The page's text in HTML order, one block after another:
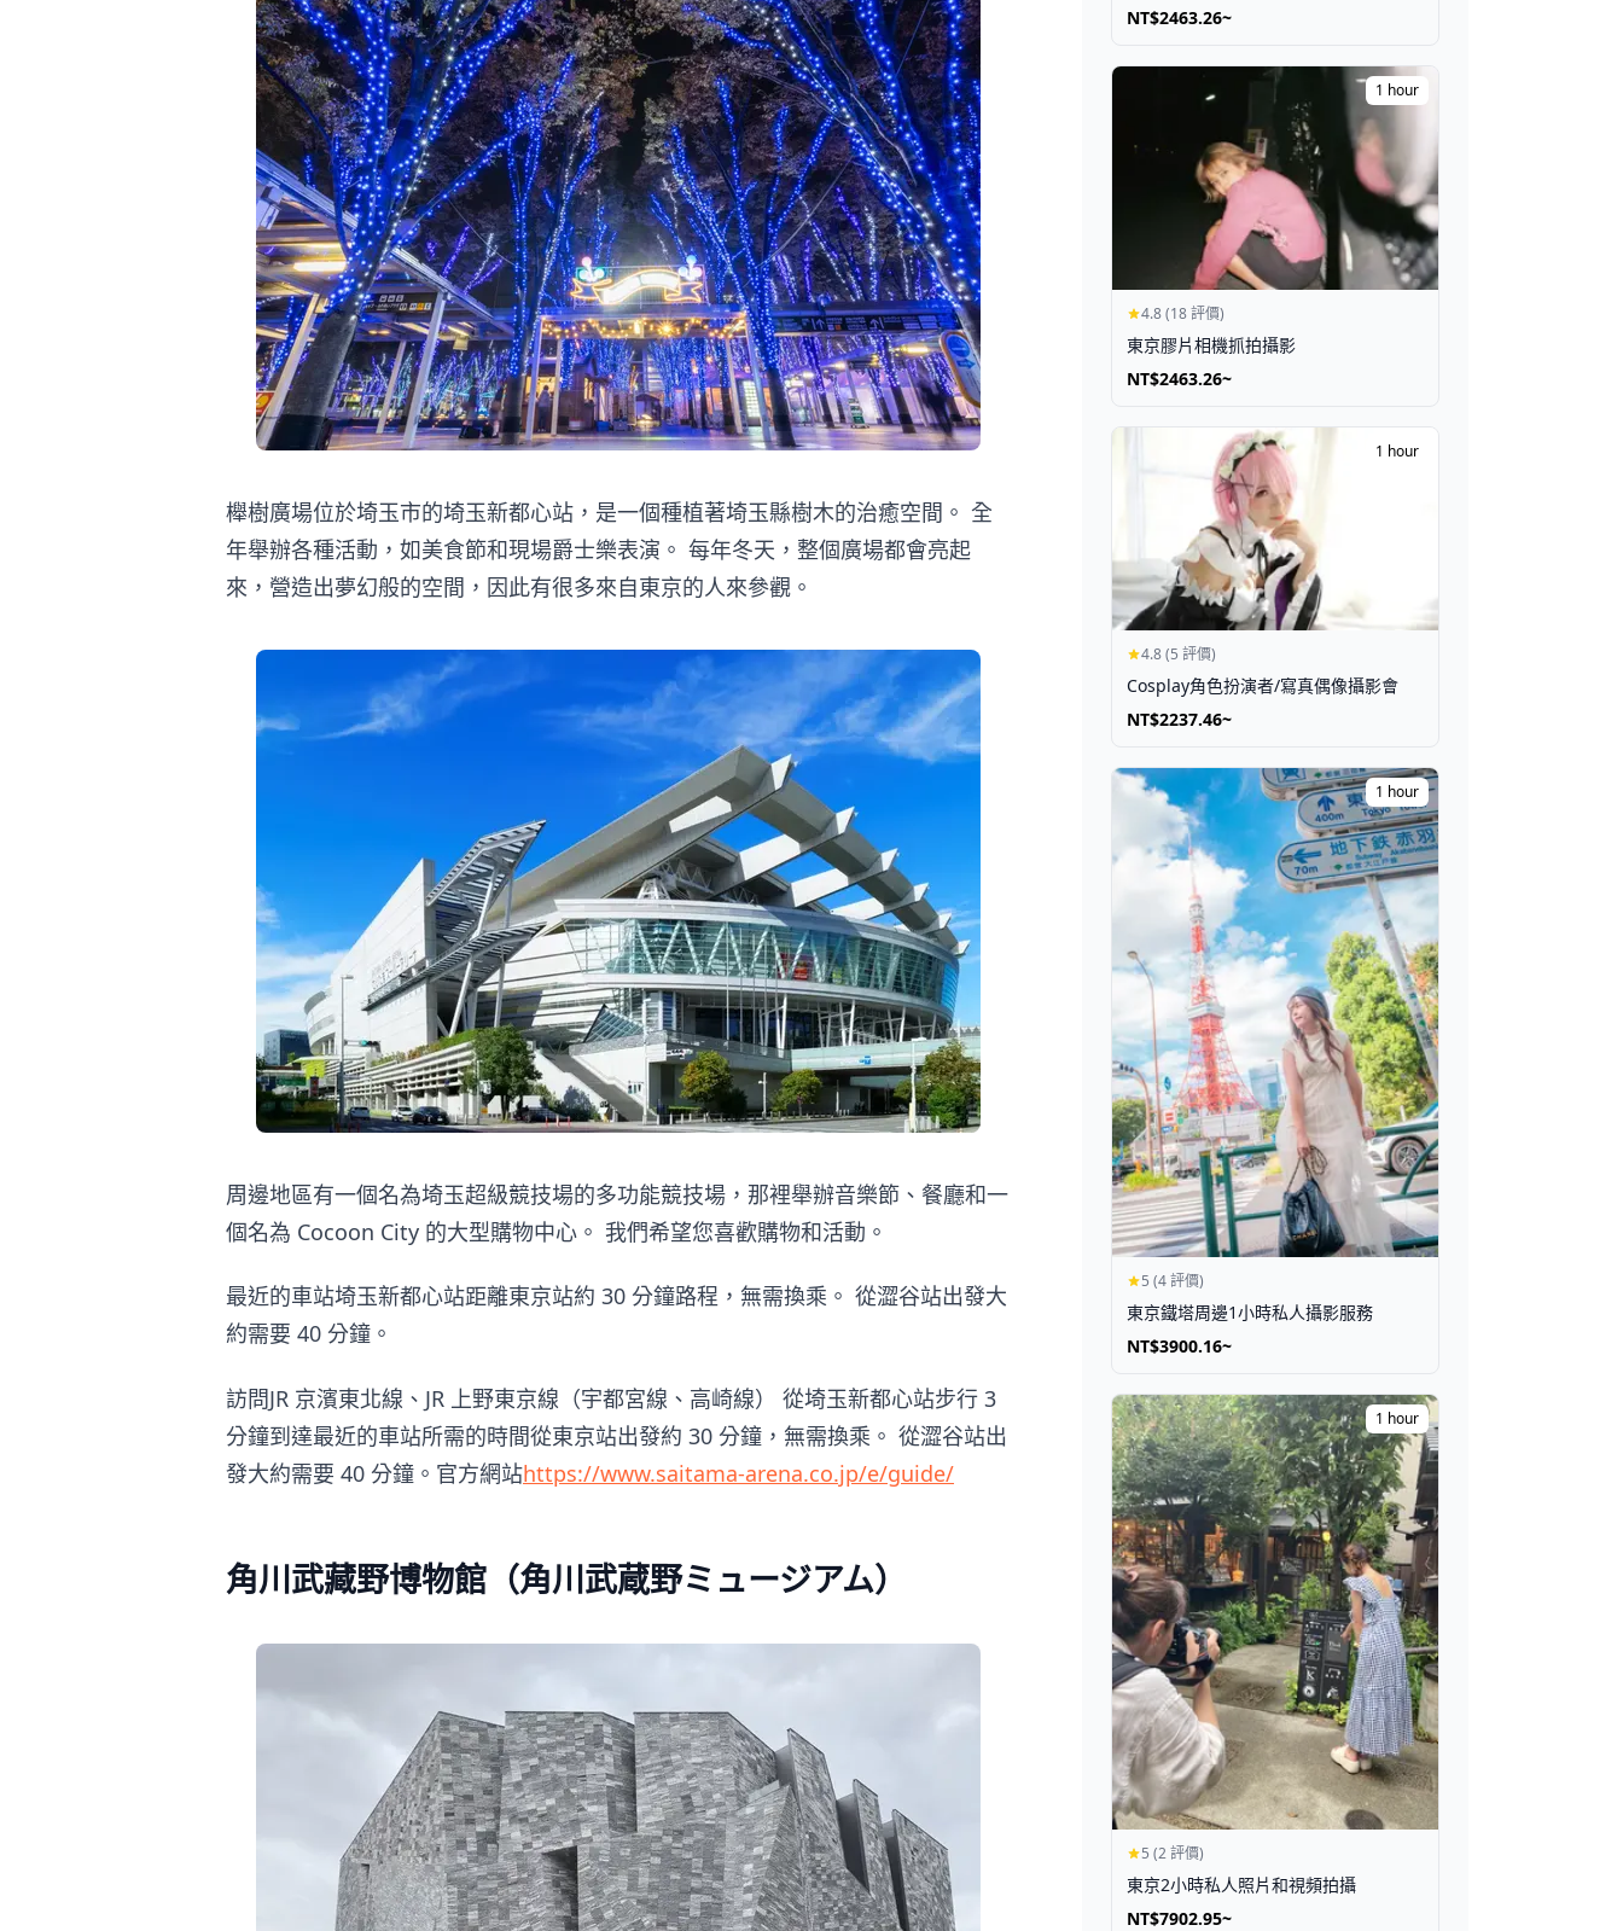
櫸樹廣場位於埼玉市的埼玉新都心站，是一個種植著埼玉縣樹木的治癒空間。 全
年舉辦各種活動，如美食節和現場爵士樂表演。 每年冬天，整個廣場都會亮起
來，營造出夢幻般的空間，因此有很多來自東京的人來參觀。
周邊地區有一個名為埼玉超級競技場的多功能競技場，那裡舉辦音樂節、餐廳和一
個名為 Cocoon City 的大型購物中心。 我們希望您喜歡購物和活動。
最近的車站埼玉新都心站距離東京站約 30 分鐘路程，無需換乘。 從澀谷站出發大
約需要 40 分鐘。
訪問JR 京濱東北線、JR 上野東京線（宇都宮線、高崎線） 從埼玉新都心站步行 3
分鐘到達最近的車站所需的時間從東京站出發約 30 分鐘，無需換乘。 從澀谷站出
發大約需要 40 分鐘。官方網站https://www.saitama-arena.co.jp/e/guide/
角川武藏野博物館（角川武蔵野ミュージアム）
NT$2463.26~
1 hour
4.8 (18 評價)
東京膠片相機抓拍攝影
NT$2463.26~
1 hour
4.8 (5 評價)
Cosplay角色扮演者/寫真偶像攝影會
NT$2237.46~
1 hour
5 (4 評價)
東京鐵塔周邊1小時私人攝影服務
NT$3900.16~
1 hour
5 (2 評價)
東京2小時私人照片和視頻拍攝
NT$7902.95~